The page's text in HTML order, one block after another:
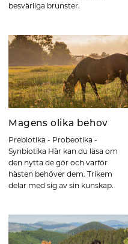
besvärliga brunster.
Magens olika behov
Prebiotika - Probeotika -
Synbiotika Här kan du läsa om
den nytta de gör och varför
hästen behöver dem. Trikem
delar med sig av sin kunskap.